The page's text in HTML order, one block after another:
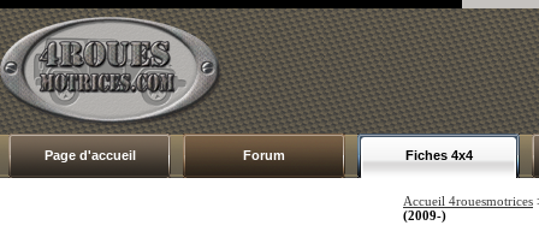
Page d'accueil Forum Fiches 4x4
Accueil 4rouesmotrices
(2009-)